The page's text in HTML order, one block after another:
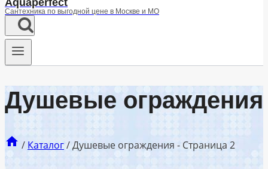
Aquaperfect
Сантехника по выгодной цене в Москве и МО
Душевые ограждения
/ Каталог/Душевые ограждения - Страница 2